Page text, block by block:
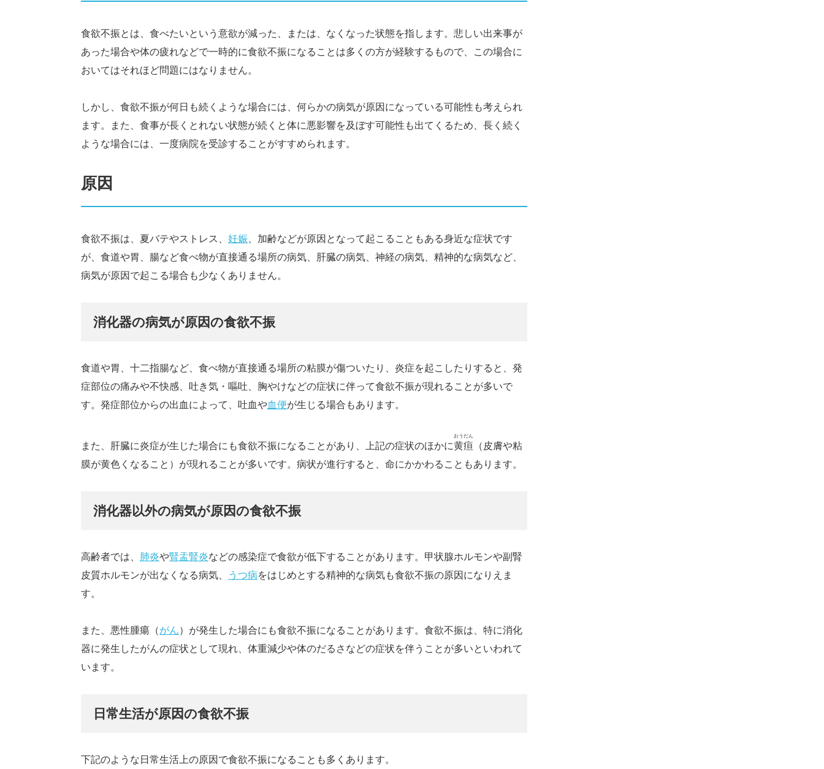
食欲不振とは、食べたいという意欲が減った、または、なくなった状態を指します。悲しい出来事が
あった場合や体の疲れなどで一時的に食欲不振になることは多くの方が経験するもので、この場合に
おいてはそれほど問題にはなりません。
しかし、食欲不振が何日も続くような場合には、何らかの病気が原因になっている可能性も考えられ
ます。また、食事が長くとれない状態が続くと体に悪影響を及ぼす可能性も出てくるため、長く続く
ような場合には、一度病院を受診することがすすめられます。
原因
食欲不振は、夏バテやストレス、 妊娠、加齢などが原因となって起こることもある身近な症状です
が、食道や胃、腸など食べ物が直接通る場所の病気、肝臓の病気、神経の病気、精神的な病気など、
病気が原因で起こる場合も少なくありません。
消化器の病気が原因の食欲不振
食道や胃、十二指腸など、食べ物が直接通る場所の粘膜が傷ついたり、炎症を起こしたりすると、発
症部位の痛みや不快感、吐き気・嘔吐、胸やけなどの症状に伴って食欲不振が現れることが多いで
す。発症部位からの出血によって、吐血や血便が生じる場合もあります。
また、肝臓に炎症が生じた場合にも食欲不振になることがあり、上記の症状のほかに黄疸
おうだん
（皮膚や粘
膜が黄色くなること）が現れることが多いです。病状が進行すると、命にかかわることもあります。
消化器以外の病気が原因の食欲不振
高齢者では、 肺炎や腎盂腎炎などの感染症で食欲が低下することがあります。甲状腺ホルモンや副腎
皮質ホルモンが出なくなる病気、
うつ病をはじめとする精神的な病気も食欲不振の原因になりえま
す。
また、悪性腫瘍（がん）が発生した場合にも食欲不振になることがあります。食欲不振は、特に消化
器に発生したがんの症状として現れ、体重減少や体のだるさなどの症状を伴うことが多いといわれて
います。
日常生活が原因の食欲不振
下記のような日常生活上の原因で食欲不振になることも多くあります。